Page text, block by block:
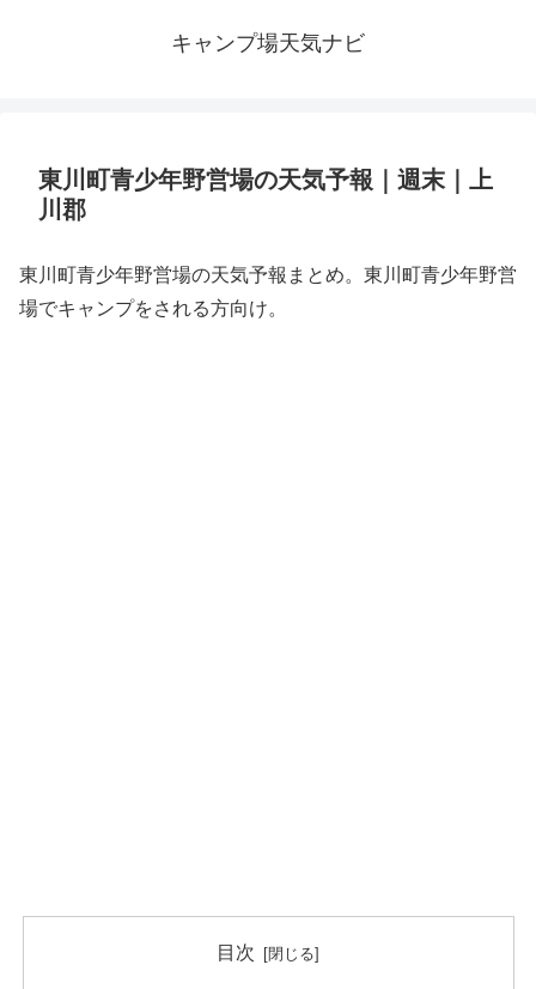
キャンプ場天気ナビ
東川町青少年野営場の天気予報｜週末｜上
川郡
東川町青少年野営場の天気予報まとめ。東川町青少年野営
場でキャンプをされる方向け。
目次